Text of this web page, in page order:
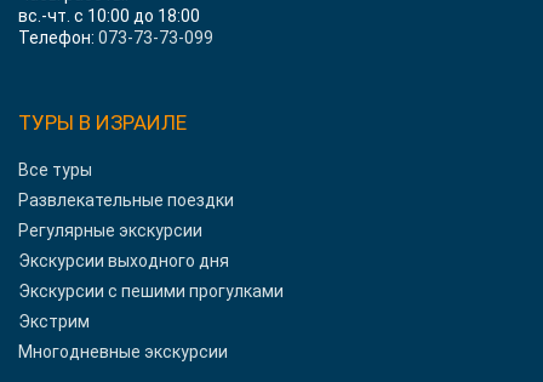
вс.-чт. с 10:00 до 18:00
Телефон: 073-73-73-099
ТУРЫ В ИЗРАИЛЕ
Все туры
Развлекательные поездки
Регулярные экскурсии
Экскурсии выходного дня
Экскурсии с пешими прогулками
Экстрим
Многодневные экскурсии